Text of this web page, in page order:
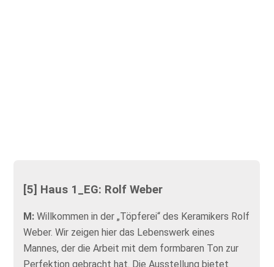
[5] Haus 1_EG: Rolf Weber
M: Willkommen in der „Töpferei“ des Keramikers Rolf
Weber. Wir zeigen hier das Lebenswerk eines
Mannes, der die Arbeit mit dem formbaren Ton zur
Perfektion gebracht hat. Die Ausstellung bietet